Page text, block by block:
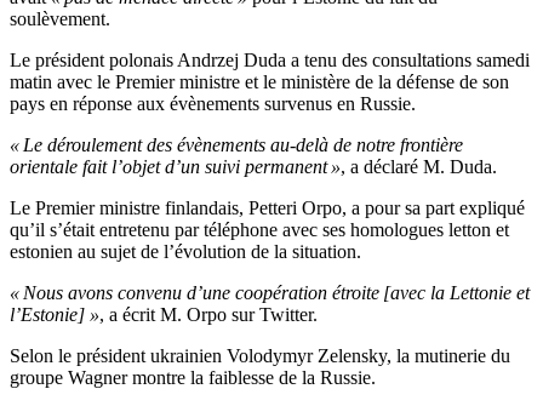
soulèvement.
Le président polonais Andrzej Duda a tenu des consultations samedi
matin avec le Premier ministre et le ministère de la défense de son
pays en réponse aux évènements survenus en Russie.
« Le déroulement des évènements au-delà de notre frontière
orientale fait l’objet d’un suivi permanent », a déclaré M. Duda.
Le Premier ministre finlandais, Petteri Orpo, a pour sa part expliqué
qu’il s’était entretenu par téléphone avec ses homologues letton et
estonien au sujet de l’évolution de la situation.
« Nous avons convenu d’une coopération étroite [avec la Lettonie et
l’Estonie] », a écrit M. Orpo sur Twitter.
Selon le président ukrainien Volodymyr Zelensky, la mutinerie du
groupe Wagner montre la faiblesse de la Russie.